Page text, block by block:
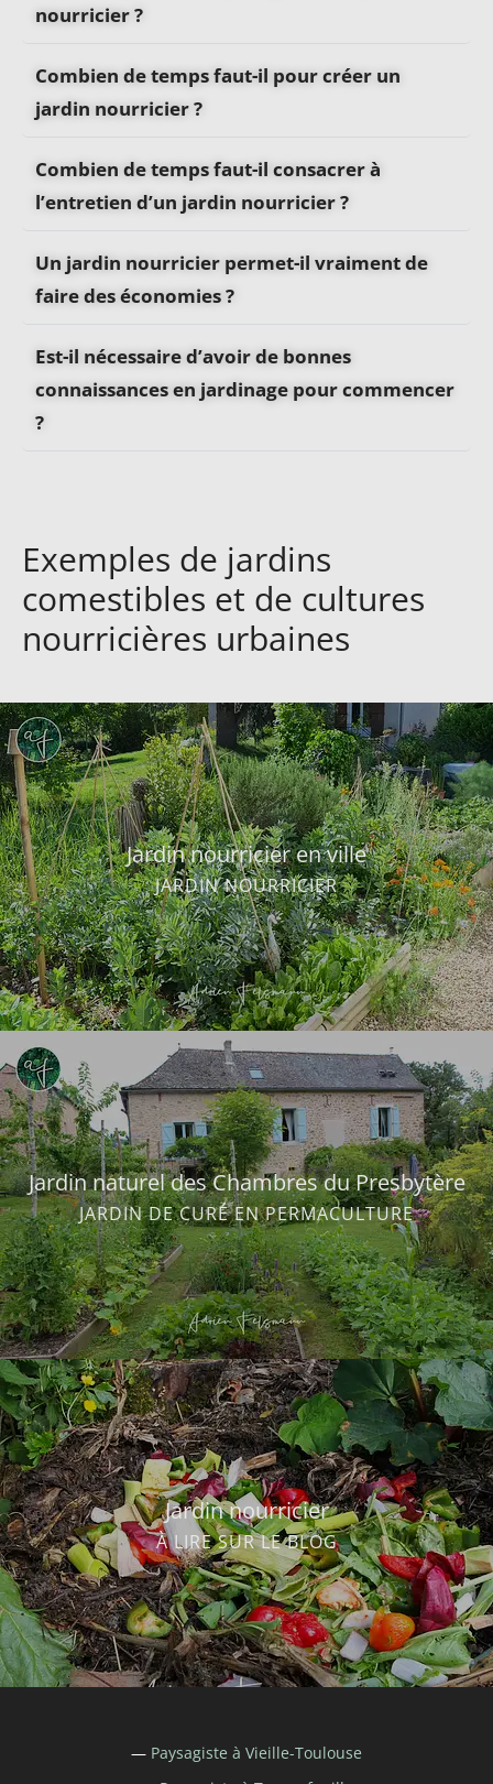
nourricier ?
Combien de temps faut-il pour créer un
jardin nourricier ?
Combien de temps faut-il consacrer à
l’entretien d’un jardin nourricier ?
Un jardin nourricier permet-il vraiment de
faire des économies ?
Est-il nécessaire d’avoir de bonnes
connaissances en jardinage pour commencer
?
Exemples de jardins
comestibles et de cultures
nourricières urbaines
Jardin nourricier en ville
JARDIN NOURRICIER
Jardin naturel des Chambres du Presbytère
JARDIN DE CURÉ EN PERMACULTURE
Jardin nourricier
À LIRE SUR LE BLOG
— Paysagiste à Vieille-Toulouse